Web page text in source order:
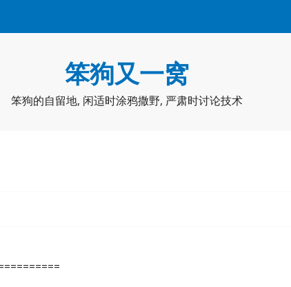
笨狗又一窝
笨狗的自留地, 闲适时涂鸦撒野, 严肃时讨论技术